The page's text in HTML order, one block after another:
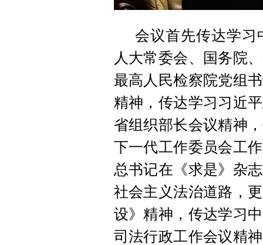
会议首先传达学习
人大常委会、国务院
最高人民检察院党组
精神，传达学习习近
省组织部长会议精神
下一代工作委员会工
总书记在《求是》杂
社会主义法治道路，
设》精神，传达学习
司法行政工作会议精